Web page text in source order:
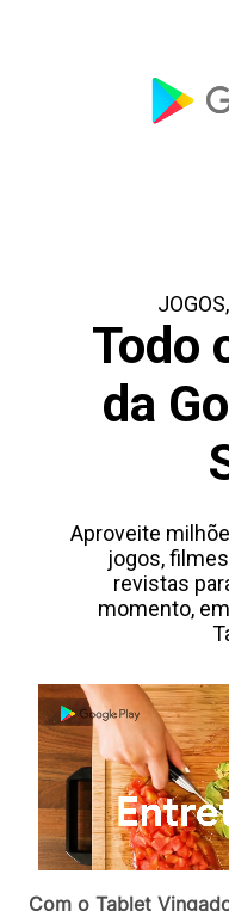
Com o Tablet